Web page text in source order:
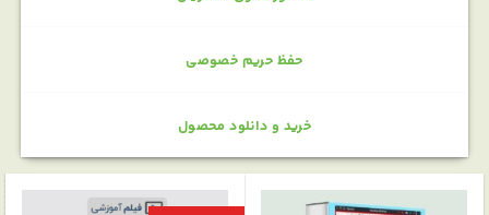
حفظ حریم خصوصی
خرید و دانلود محصول